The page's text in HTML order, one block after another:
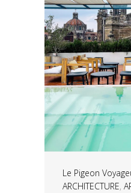
Le Pigeon
ARCHITECTURE,